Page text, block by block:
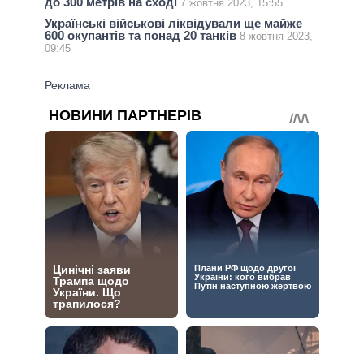
7 жовтня 2023, 15:55
Українські військові ліквідували ще майже
600 окупантів та понад 20 танків 8 жовтня 2023,
09:45